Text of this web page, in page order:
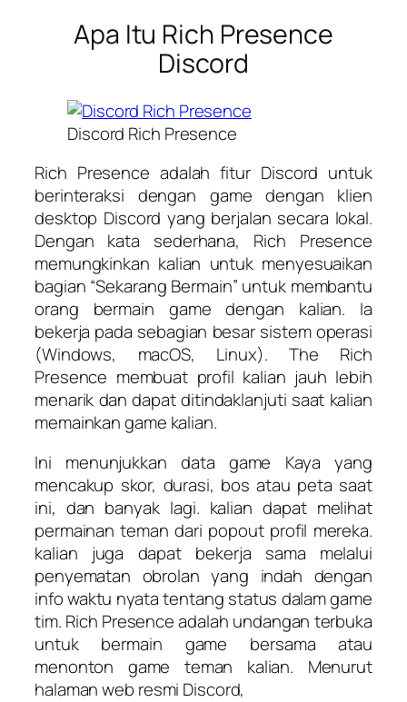
Apa Itu Rich Presence
Discord
Discord Rich Presence
Rich Presence adalah fitur Discord untuk
berinteraksi dengan game dengan klien
desktop Discord yang berjalan secara lokal.
Dengan kata sederhana, Rich Presence
memungkinkan kalian untuk menyesuaikan
bagian “Sekarang Bermain” untuk membantu
orang bermain game dengan kalian. Ia
bekerja pada sebagian besar sistem operasi
(Windows, macOS, Linux). The Rich
Presence membuat profil kalian jauh lebih
menarik dan dapat ditindaklanjuti saat kalian
memainkan game kalian.
Ini menunjukkan data game Kaya yang
mencakup skor, durasi, bos atau peta saat
ini, dan banyak lagi. kalian dapat melihat
permainan teman dari popout profil mereka.
kalian juga dapat bekerja sama melalui
penyematan obrolan yang indah dengan
info waktu nyata tentang status dalam game
tim. Rich Presence adalah undangan terbuka
untuk bermain game bersama atau
menonton game teman kalian. Menurut
halaman web resmi Discord,